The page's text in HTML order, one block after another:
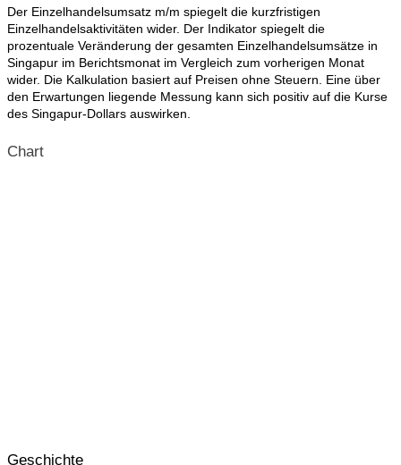
Der Einzelhandelsumsatz m/m spiegelt die kurzfristigen
Einzelhandelsaktivitäten wider. Der Indikator spiegelt die
prozentuale Veränderung der gesamten Einzelhandelsumsätze in
Singapur im Berichtsmonat im Vergleich zum vorherigen Monat
wider. Die Kalkulation basiert auf Preisen ohne Steuern. Eine über
den Erwartungen liegende Messung kann sich positiv auf die Kurse
des Singapur-Dollars auswirken.
Chart
Geschichte